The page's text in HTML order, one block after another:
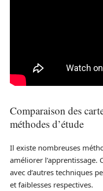
Comparaison des
méthodes d’étude
Il existe nombreuses
améliorer l’apprentissage.
avec d’autres techniques
et faiblesses respectives.